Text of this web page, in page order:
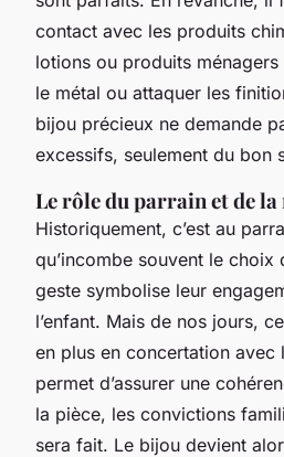
contact avec les produits
lotions ou produits
le métal ou attaquer les
bijou précieux ne demande
excessifs, seulement du bon
Le rôle du parrain et de
Historiquement, c’est au
qu’incombe souvent le choix
geste symbolise leur
l’enfant. Mais de nos jours,
en plus en concertation avec
permet d’assurer une
la pièce, les convictions
sera fait. Le bijou devient